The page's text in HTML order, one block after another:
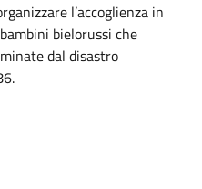
l’accoglienza in
bielorussi che
dal disastro